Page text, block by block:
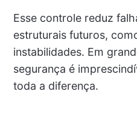
Esse controle reduz
estruturais futuros,
instabilidades. Em
segurança é
toda a diferença.